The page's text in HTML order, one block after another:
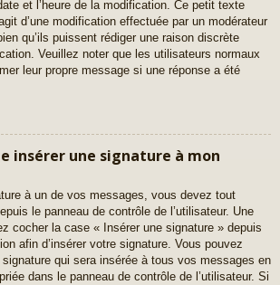
et l’heure de la modification. Ce petit texte
d’une modification effectuée par un modérateur
qu’ils puissent rédiger une raison discrète
Veuillez noter que les utilisateurs normaux
leur propre message si une réponse a été
insérer une signature à mon
à un de vos messages, vous devez tout
le panneau de contrôle de l’utilisateur. Une
cocher la case « Insérer une signature » depuis
afin d’insérer votre signature. Vous pouvez
qui sera insérée à tous vos messages en
dans le panneau de contrôle de l’utilisateur. Si